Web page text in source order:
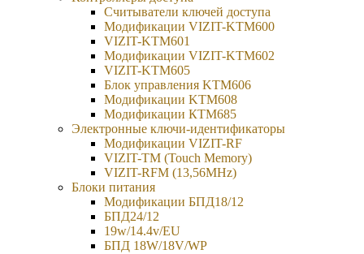
Считыватели ключей доступа
Модификации VIZIT-KTM600
VIZIT-KTM601
Модификации VIZIT-KTM602
VIZIT-KTM605
Блок управления KTM606
Модификации KTM608
Модификации КТМ685
Электронные ключи-идентификаторы
Модификации VIZIT-RF
VIZIT-TM (Touch Memory)
VIZIT-RFM (13,56MHz)
Блоки питания
Модификации БПД18/12
БПД24/12
19w/14.4v/EU
БПД 18W/18V/WP